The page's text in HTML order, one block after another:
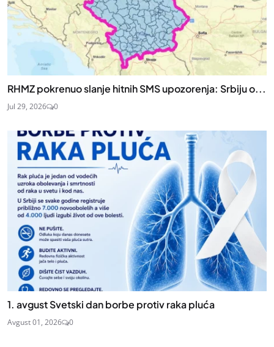
RHMZ pokrenuo slanje hitnih SMS upozorenja: Srbiju o...
Jul 29, 2026 0
1. avgust Svetski dan borbe protiv raka pluća
Avgust 01, 2026 0